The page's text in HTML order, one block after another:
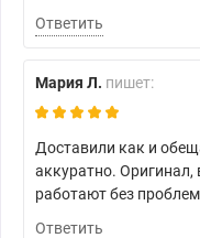
Ответить
Мария Л. пишет:
Доставили как и
аккуратно.
работают без
Ответить